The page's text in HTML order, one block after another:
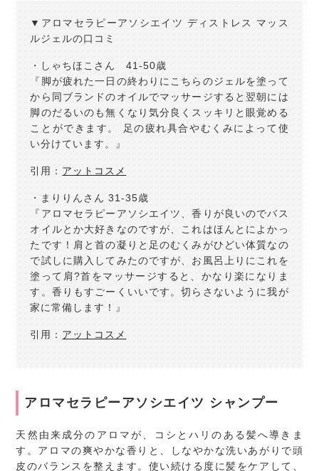
▼アロマセラピーアソシエイツ ディストレス マッス
ルジェルの口コミ
・しゃちほこさん 41-50歳
『脚が疲れた一日の終わりにこちらのジェルを塗って
から同ブランドのオイルでマッサージすると翌朝には
脚のだるいのも無くなり気分良くスッキリと眼覚める
ことができます。 足の疲れ具合やむくみによって使
い分けています。』
引用： アットコスメ
・まりりんさん 31-35歳
『アロマセラピーアソシエイツ、香りが良いのでバス
オイルとか大好きなのですが、これはほんとによかっ
たです！肩と首の凝りと足のむくみがひどい体質なの
で試しに購入してみたのですが、お風呂上りにこれを
塗って肩?首をマッサージすると、かなり楽になりま
す。香りもすごーくいいです。切らさないように我が
家に常備します！』
引用： アットコスメ
アロマセラピーアソシエイツ シャンプー
天然由来成分のアロマが、コシとハリのある髪へ導きま
す。アロマの爽やかな香りと、しなやかな洗いあがりで頭
皮のバランスを整えます。使い続ける度に髪をケアして、